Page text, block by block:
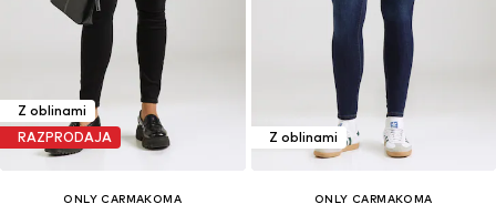
Z oblinami
RAZPRODAJA
ONLY CARMAKOMA
Z oblinami
ONLY CARMAKOMA